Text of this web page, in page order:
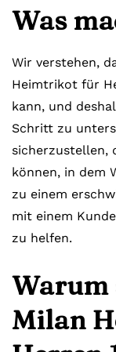
Was
Wir verstehen,
Heimtrikot für
kann, und
Schritt zu
sicherzustellen,
können, in dem
zu einem
mit einem
zu helfen.
Warum
Milan